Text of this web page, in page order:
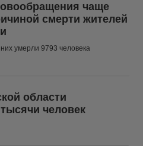
чаще
смерти жителей
умерли 9793 человека
области
человек